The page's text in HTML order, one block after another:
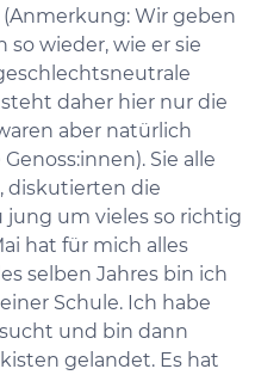
Wir geben
so wieder, wie er sie
daher hier nur die
aber natürlich
Sie alle
diskutierten die
jung um vieles so richtig
hat für mich alles
selben Jahres bin ich
Schule. Ich habe
und bin dann
gelandet. Es hat